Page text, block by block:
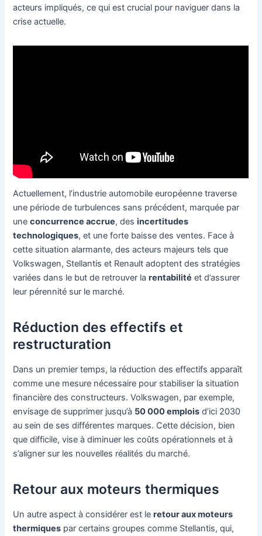
acteurs impliqués, ce qui est crucial pour naviguer dans la
crise actuelle.
Actuellement, l’industrie automobile européenne traverse
une période de turbulences sans précédent, marquée par
uneconcurrence accrue, desincertitudes
technologiques, et une forte baisse des ventes. Face à
cette situation alarmante, des acteurs majeurs tels que
Volkswagen, Stellantis et Renault adoptent des stratégies
variées dans le but de retrouver larentabilité et d’assurer
leur pérennité sur le marché.
Réduction des effectifs et
restructuration
Dans un premier temps, la réduction des effectifs apparaît
comme une mesure nécessaire pour stabiliser la situation
financière des constructeurs. Volkswagen, par exemple,
envisage de supprimer jusqu’à 50 000 emplois d’ici 2030
au sein de ses différentes marques. Cette décision, bien
que difficile, vise à diminuer les coûts opérationnels et à
s’aligner sur les nouvelles réalités du marché.
Retour aux moteurs thermiques
Un autre aspect à considérer est leretour aux moteurs
thermiques par certains groupes comme Stellantis, qui,